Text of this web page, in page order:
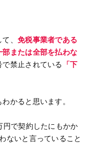
、 免税事業者である
または全部を払わな
で禁止されている
「下
かると思います。
円で契約したにもかか
ないと言っていること